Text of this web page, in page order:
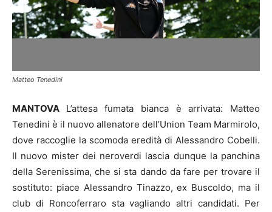
Matteo Tenedini
MANTOVA L’attesa fumata bianca è arrivata: Matteo
Tenedini è il nuovo allenatore dell’Union Team Marmirolo,
dove raccoglie la scomoda eredità di Alessandro Cobelli.
Il nuovo mister dei neroverdi lascia dunque la panchina
della Serenissima, che si sta dando da fare per trovare il
sostituto: piace Alessandro Tinazzo, ex Buscoldo, ma il
club di Roncoferraro sta vagliando altri candidati. Per